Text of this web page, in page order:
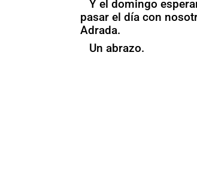
Y el domingo
pasar el día con
Adrada.
Un abrazo.